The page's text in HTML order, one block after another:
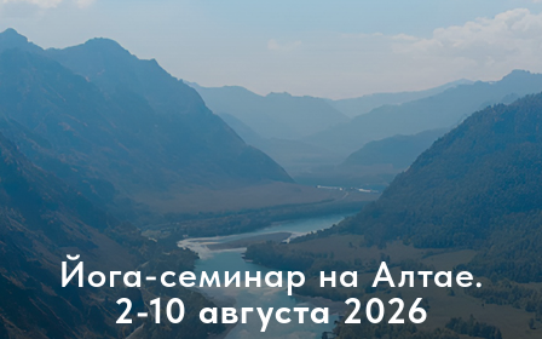
Йога-cеминар на Алтае.
2-10 августа 2026